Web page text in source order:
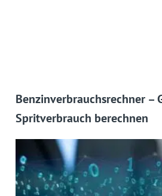
Benzinverbrauchsrechner –
Spritverbrauch berechnen